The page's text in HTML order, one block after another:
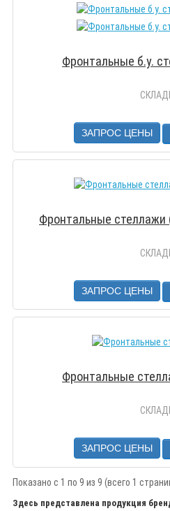
Фронтальные б.у.
ЗАПРОС ЦЕНЫ
Фронтальные стеллажи
ЗАПРОС ЦЕНЫ
Фронтальные
ЗАПРОС ЦЕНЫ
Показано с 1 по 9 из 9 (всего 1
Здесь представлена продукция